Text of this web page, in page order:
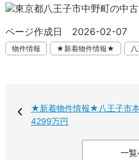
ページ作成日 2026-02-07
物件情報 ★新着物件情報★
★新着物件情報★八王子市
4299万円
一覧